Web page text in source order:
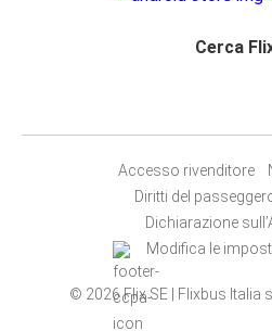
Cerca
Accesso rivenditore
Diritti del
Dichiarazione
Modifica le
© 2026 Flix SE | Flixbus Italia